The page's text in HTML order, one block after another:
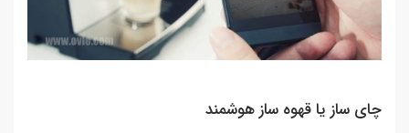
چای ساز یا قهوه ساز هوشمند